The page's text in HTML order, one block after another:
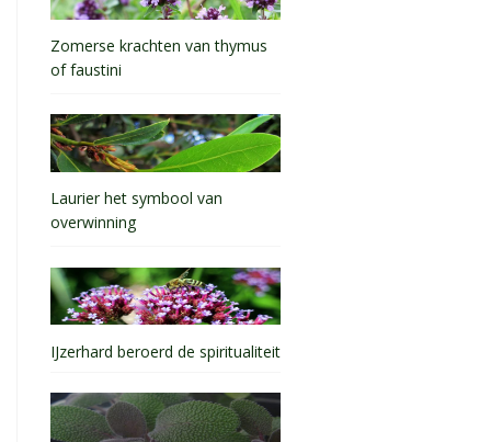
Zomerse krachten van thymus
of faustini
Laurier het symbool van
overwinning
IJzerhard beroerd de spiritualiteit